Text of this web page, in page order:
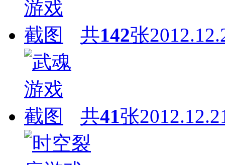
共142张
共41张